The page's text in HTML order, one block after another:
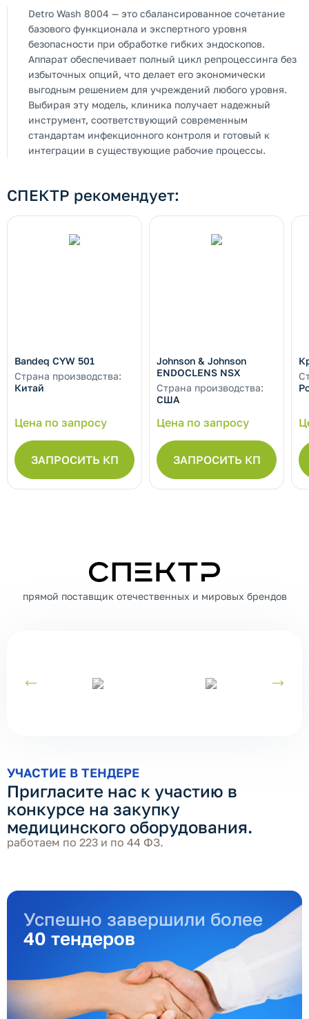
Detro Wash 8004 — это сбалансированное сочетание
базового функционала и экспертного уровня
безопасности при обработке гибких эндоскопов.
Аппарат обеспечивает полный цикл репроцессинга без
избыточных опций, что делает его экономически
выгодным решением для учреждений любого уровня.
Выбирая эту модель, клиника получает надежный
инструмент, соответствующий современным
стандартам инфекционного контроля и готовый к
интеграции в существующие рабочие процессы.
СПЕКТР рекомендует:
Bandeq CYW 501
Страна производства:
Китай
Цена по запросу
ЗАПРОСИТЬ КП
Johnson & Johnson
ENDOCLENS NSX
Страна производства:
США
Цена по запросу
ЗАПРОСИТЬ КП
СПЕКТР
прямой поставщик отечественных и мировых брендов
УЧАСТИЕ В ТЕНДЕРЕ
Пригласите нас к участию в
конкурсе на закупку
медицинского оборудования.
работаем по 223 и по 44 ФЗ.
Успешно завершили более
40 тендеров